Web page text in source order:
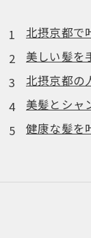
北摂京都で
美しい髪を
北摂京都の
美髪とシャ
健康な髪を